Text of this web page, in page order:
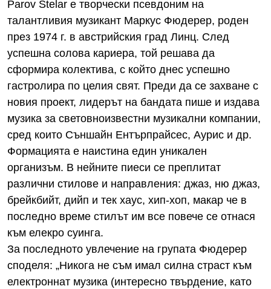
Parov Stelar е творчески псевдоним на
талантливия музикант Маркус Фюдерер, роден
през 1974 г. в австрийския град Линц. След
успешна солова кариера, той решава да
сформира колектива, с който днес успешно
гастролира по целия свят. Преди да се захване с
новия проект, лидерът на бандата пише и издава
музика за световноизвестни музикални компании,
сред които Съншайн Ентърпрайсес, Аурис и др.
Формацията е наистина един уникален
организъм. В нейните пиеси се преплитат
различни стилове и направления: джаз, ню джаз,
брейкбийт, дийп и тек хаус, хип-хоп, макар че в
последно време стилът им все повече се отнася
към елекро суинга.
За последното увлечение на групата Фюдерер
споделя: „Никога не съм имал силна страст към
електроннат музика (интересно твърдение, като